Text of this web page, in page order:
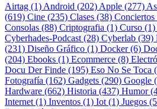
Airtag (1) Android (202) Apple (277)
(619) Cine (235) Clases (38) Conciertos
Consolas (88) Criptografia (1) Curso (1)
Cyberhades-Podcast (28) Cyberlab (39)
(231) Diseño Gráfico (1) Docker (6)
(204) Ebooks (1) Ecommerce (8)
Docu Der Finde (195) Eso No Se Toca
Fotografía (162) Gadgets (290) Google
Hardware (662) Historia (437) Humor
Internet (1) Inventos (1) Iot (1) Juegos